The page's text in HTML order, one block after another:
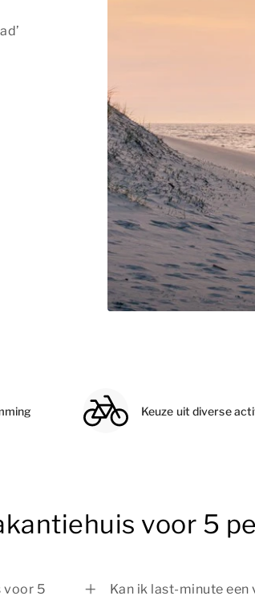
Keuze uit diverse
voor 5
voor 5
Kan ik last-minute